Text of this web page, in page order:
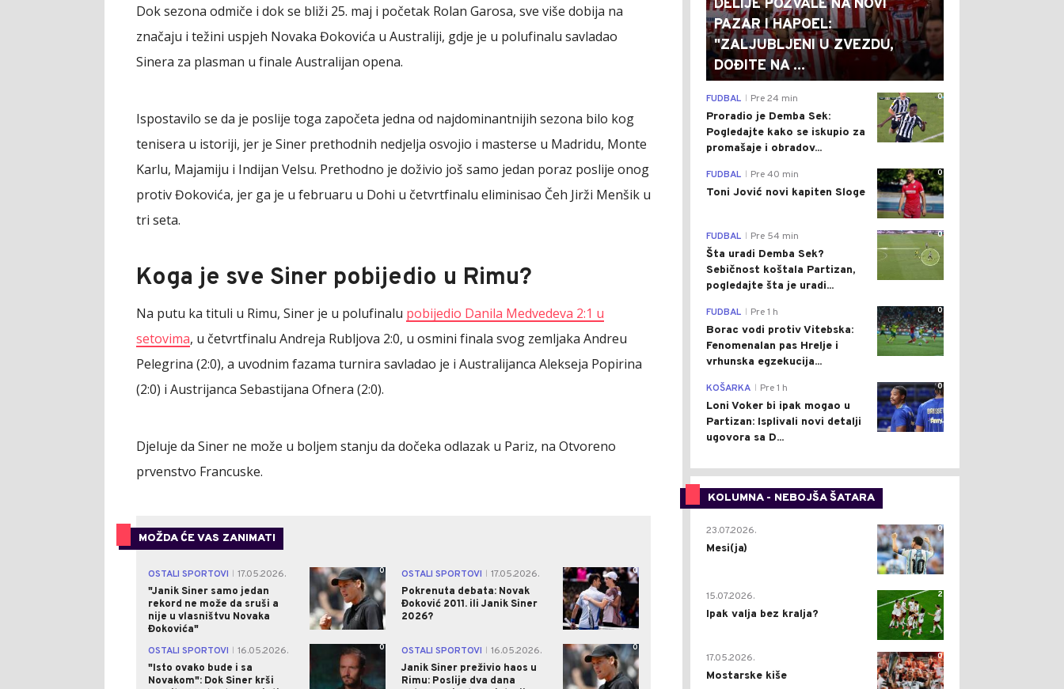
Dok sezona odmiče i dok se bliži 25. maj i početak Rolan Garosa, sve više dobija na
značaju i težini uspjeh Novaka Đokovića u Australiji, gdje je u polufinalu savladao
Sinera za plasman u finale Australijan opena.
Ispostavilo se da je poslije toga započeta jedna od najdominantnijih sezona bilo kog
tenisera u istoriji, jer je Siner prethodnih nedjelja osvojio i masterse u Madridu, Monte
Karlu, Majamiju i Indijan Velsu. Prethodno je doživio još samo jedan poraz poslije onog
protiv Đokovića, jer ga je u februaru u Dohi u četvrtfinalu eliminisao Čeh Jirži Menšik u
tri seta.
Koga je sve Siner pobijedio u Rimu?
Na putu ka tituli u Rimu, Siner je u polufinalu pobijedio Danila Medvedeva 2:1 u
setovima, u četvrtfinalu Andreja Rubljova 2:0, u osmini finala svog zemljaka Andreu
Pelegrina (2:0), a uvodnim fazama turnira savladao je i Australijanca Alekseja Popirina
(2:0) i Austrijanca Sebastijana Ofnera (2:0).
Djeluje da Siner ne može u boljem stanju da dočeka odlazak u Pariz, na Otvoreno
prvenstvo Francuske.
MOŽDA ĆE VAS ZANIMATI
OSTALI SPORTOVI
17.05.2026.
"Janik Siner samo jedan
rekord ne može da sruši a
nije u vlasništvu Novaka
Đokovića"
0 OSTALI SPORTOVI
17.05.2026.
Pokrenuta debata: Novak
Đoković 2011. ili Janik Siner
2026?
0
OSTALI SPORTOVI
16.05.2026.
"Isto ovako bude i sa
Novakom": Dok Siner krši
0 OSTALI SPORTOVI
16.05.2026.
Janik Siner preživio haos u
Rimu: Poslije dva dana
0
DELIJE POZVALE NA NOVI
PAZAR I HAPOEL:
"ZALJUBLJENI U ZVEZDU,
DOĐITE NA ...
0
FUDBAL Pre 24 min
Proradio je Demba Sek:
Pogledajte kako se iskupio za
promašaje i obradov...
0
FUDBAL Pre 40 min
Toni Jović novi kapiten Sloge
0
FUDBAL Pre 54 min
Šta uradi Demba Sek?
Sebičnost koštala Partizan,
pogledajte šta je uradi...
0
FUDBAL Pre 1 h
Borac vodi protiv Vitebska:
Fenomenalan pas Hrelje i
vrhunska egzekucija...
0
KOŠARKA Pre 1 h
Loni Voker bi ipak mogao u
Partizan: Isplivali novi detalji
ugovora sa D...
KOLUMNA - NEBOJŠA ŠATARA
0
23.07.2026.
Mesi(ja)
2
15.07.2026.
Ipak valja bez kralja?
0
17.05.2026.
Mostarske kiše